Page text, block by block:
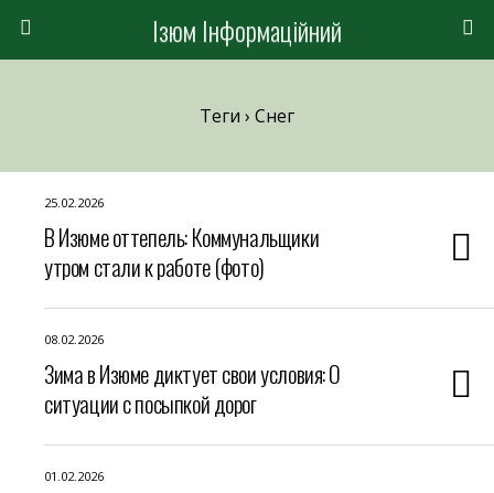
Ізюм Інформаційний
Теги › Снег
25.02.2026
В Изюме оттепель: Коммунальщики
утром стали к работе (фото)
08.02.2026
Зима в Изюме диктует свои условия: О
ситуации с посыпкой дорог
01.02.2026